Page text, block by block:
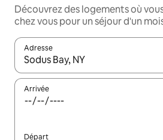
Découvrez des logements où
chez vous pour un séjour d'un
Adresse
Lorsque les résultats s'affichent,
Arrivée
Départ